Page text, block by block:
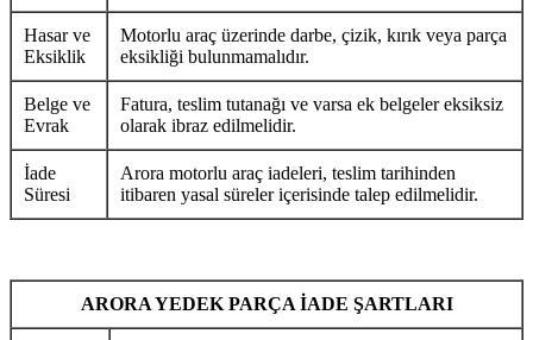
Hasar ve
Eksiklik
Motorlu araç üzerinde darbe, çizik, kırık veya parça
eksikliği bulunmamalıdır.
Belge ve
Evrak
Fatura, teslim tutanağı ve varsa ek belgeler eksiksiz
olarak ibraz edilmelidir.
İade
Süresi
Arora motorlu araç iadeleri, teslim tarihinden
itibaren yasal süreler içerisinde talep edilmelidir.
ARORA YEDEK PARÇA İADE ŞARTLARI